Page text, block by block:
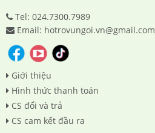
Tel: 024.7300.7989
Email: hotrovungoi.vn@gmail.com
Giới thiệu
Hình thức thanh toán
CS đổi và trả
CS cam kết đầu ra